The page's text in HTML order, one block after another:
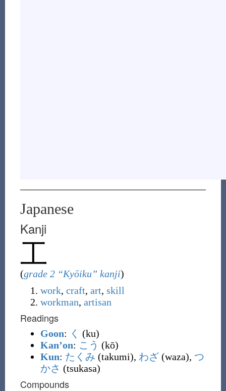
Japanese
Kanji
工
(grade 2 “Kyōiku” kanji)
work, craft, art, skill
workman, artisan
Readings
Goon: く (ku)
Kan’on: こう (kō)
Kun: たくみ (takumi), わざ(waza), つ
かさ (tsukasa)
Compounds